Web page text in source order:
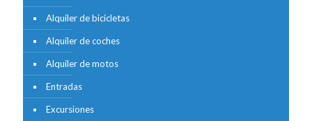
Alquiler de bicicletas
Alquiler de coches
Alquiler de motos
Entradas
Excursiones